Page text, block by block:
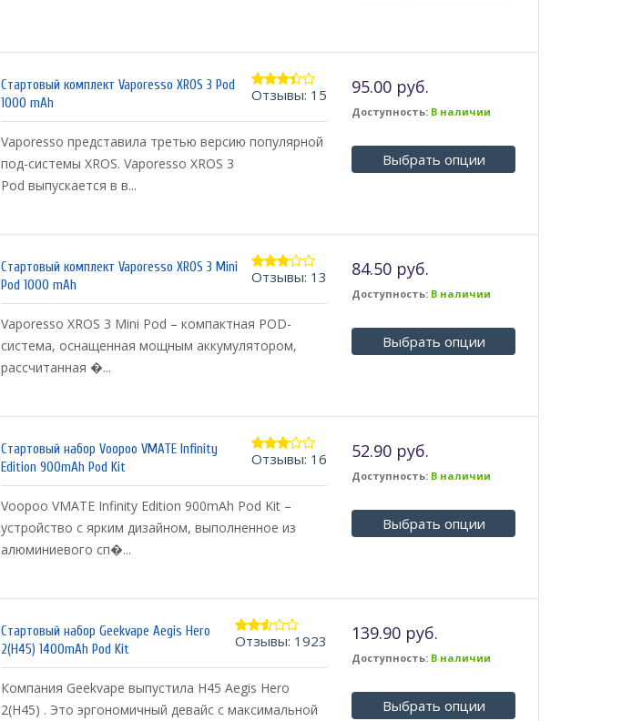
3.29
Отзывы: 15
Стартовый комплект Vaporesso XROS 3 Pod
1000 mAh
Vaporesso представила третью версию популярной
под-системы XROS. Vaporesso XROS 3
Pod выпускается в в...
95.00 руб.
Доступность: В наличии
Выбрать опции
2.85
Отзывы: 13
Стартовый комплект Vaporesso XROS 3 Mini
Pod 1000 mAh
Vaporesso XROS 3 Mini Pod – компактная POD-
система, оснащенная мощным аккумулятором,
рассчитанная �...
84.50 руб.
Доступность: В наличии
Выбрать опции
3.00
Отзывы: 16
Стартовый набор Voopoo VMATE Infinity
Edition 900mAh Pod Kit
Voopoo VMATE Infinity Edition 900mAh Pod Kit –
устройство с ярким дизайном, выполненное из
алюминиевого сп�...
52.90 руб.
Доступность: В наличии
Выбрать опции
2.49
Отзывы: 1923
Стартовый набор Geekvape Aegis Hero
2(H45) 1400mAh Pod Kit
Компания Geekvape выпустила H45 Aegis Hero
2(H45) . Это эргономичный девайс с максимальной
139.90 руб.
Доступность: В наличии
Выбрать опции